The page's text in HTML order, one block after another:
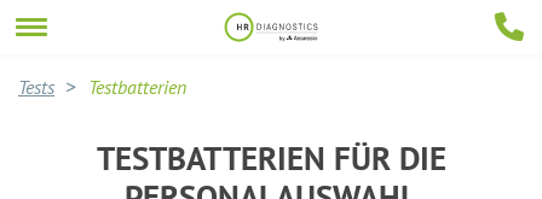
Tests Testbatterien
TESTBATTERIEN FÜR DIE